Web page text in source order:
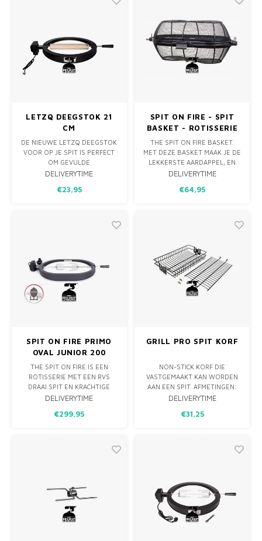
LETZQ DEEGSTOK 21
CM
DE NIEUWE LETZQ DEEGSTOK
VOOR OP JE SPIT IS PERFECT
OM GEVULDE
DEEGMAALTIJDEN EN HAPJES
DE STOK TE ROLLEN EN DAN
DELIVERYTIME
€23,95
SPIT ON FIRE - SPIT
BASKET - ROTISSERIE
MAND
THE SPIT ON FIRE BASKET.
MET DEZE BASKET MAAK JE DE
LEKKERSTE AARDAPPEL, EN
GROENTESCHOTELS IN 1X. OF
MEE TE MAKEN. OMDAT DEZE
ER NOTEN, KOFFIEBONEN MEE
DELIVERYTIME
€64,95
SPIT ON FIRE PRIMO
OVAL JUNIOR 200
THE SPIT ON FIRE IS EEN
ROTISSERIE MET EEN RVS
DRAAI SPIT EN KRACHTIGE
ELEKTRISCHE MOTOR DIE
DEZE PAST PERFECT OP DE
DELIVERYTIME
€299,95
GRILL PRO SPIT KORF
NON-STICK KORF DIE
VASTGEMAAKT KAN WORDEN
AAN EEN SPIT. AFMETINGEN:
45,72 X 19,05 X 5,08 CM. DE
EN GESCHIKT OM IN DE
OPGEBORGEN TE WORDEN.
DELIVERYTIME
€31,25